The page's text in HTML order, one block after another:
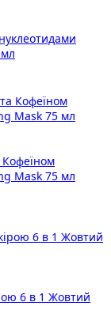
Кофеїном
Mask 75 мл
6 в 1 Жовтий